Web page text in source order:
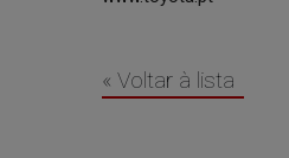
« Voltar à lista